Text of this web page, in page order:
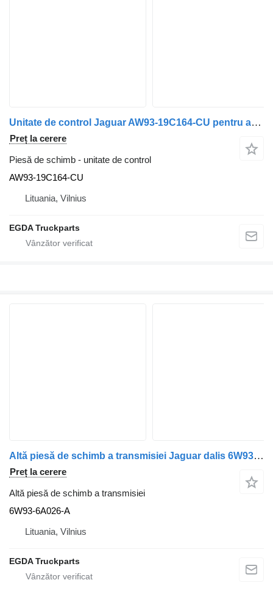
Unitate de control Jaguar AW93-19C164-CU pentru automobil Jaguar XF250
Preț la cerere
Piesă de schimb - unitate de control
AW93-19C164-CU
Lituania, Vilnius
EGDA Truckparts
Altă piesă de schimb a transmisiei Jaguar dalis 6W93-6A026-A pentru automobil Jaguar Xf250
Preț la cerere
Altă piesă de schimb a transmisiei
6W93-6A026-A
Lituania, Vilnius
EGDA Truckparts